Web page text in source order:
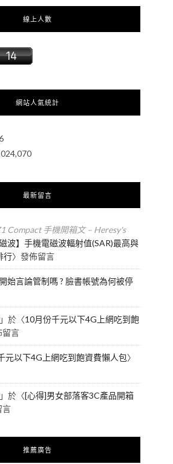
線上人數
網站人氣統計
最新留言
Compact 手機開箱文 – Heresy's
磁波】手機電磁波輻射值(SAR)最高與
行〉發佈留言
始言論管制嗎 ? 臉書帳號為何被停
」於〈10月份千元以下4G上網吃到飽
留言
元以下4G上網吃到飽資費懶人包〉
」於〈[心得]男女部落客3C產品開箱
言
推薦廣告